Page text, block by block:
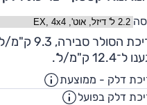
צריכת
ק"מ/ל‘.
דלק - ממוצעת
דלק בפועל